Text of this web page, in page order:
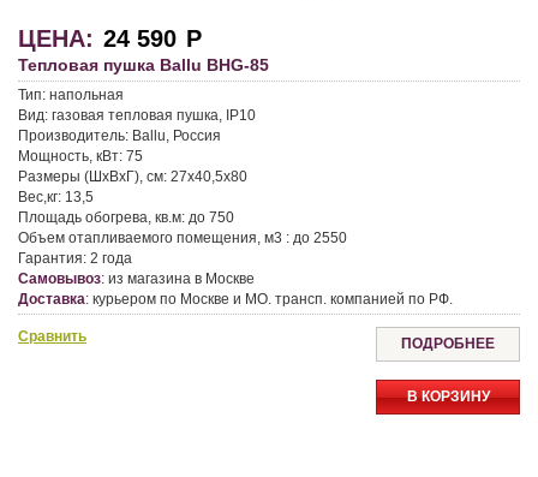
ЦЕНА: 24 590 Р
Тепловая пушка Ballu BHG-85
Тип: напольная
Вид: газовая тепловая пушка, IP10
Производитель: Ballu, Россия
Мощность, кВт: 75
Размеры (ШхВхГ), см: 27х40,5х80
Вес,кг: 13,5
Площадь обогрева, кв.м: до 750
Объем отапливаемого помещения, м3 : до 2550
Гарантия: 2 года
Самовывоз: из магазина в Москве
Доставка: курьером по Москве и МО. трансп. компанией по РФ.
Сравнить ПОДРОБНЕЕ
В КОРЗИНУ